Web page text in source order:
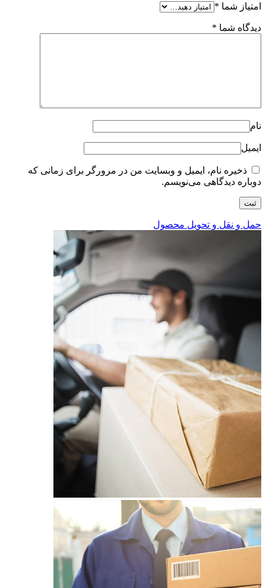
امتیاز شما *
دیدگاه شما *
نام
ایمیل
ذخیره نام، ایمیل و وبسایت من در مرورگر برای زمانی که
دوباره دیدگاهی می‌نویسم.
حمل و نقل و تحویل محصول